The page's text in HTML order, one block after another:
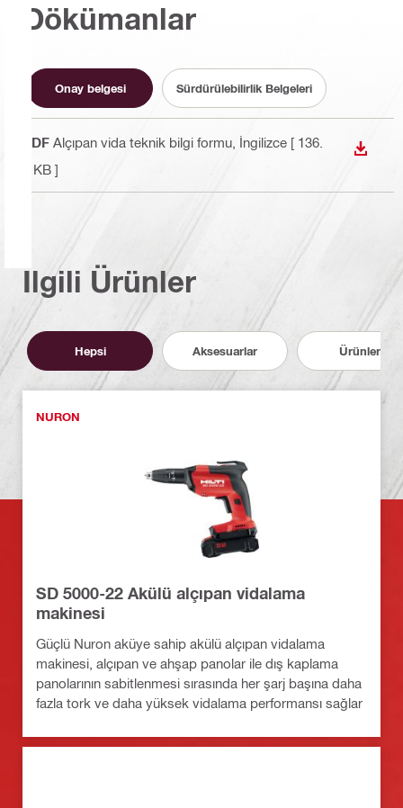
Dökümanlar
Onay belgesi Sürdürülebilirlik Belgeleri
PDF Alçıpan vida teknik bilgi formu , İngilizce [ 136.
4 KB ]
İNDIR
İlgili Ürünler
Hepsi Aksesuarlar Ürünler
NURON
SD 5000-22 Akülü alçıpan vidalama
makinesi
Güçlü Nuron aküye sahip akülü alçıpan vidalama
makinesi, alçıpan ve ahşap panolar ile dış kaplama
panolarının sabitlenmesi sırasında her şarj başına daha
fazla tork ve daha yüksek vidalama performansı sağlar